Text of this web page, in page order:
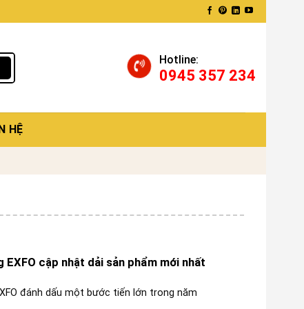
Hotline:
0945 357 234
HỆ
EXFO cập nhật dải sản phẩm mới nhất
đánh dấu một bước tiến lớn trong năm